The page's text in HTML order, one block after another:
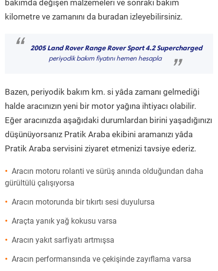
bakımda değişen malzemeleri ve sonraki bakım
kilometre ve zamanını da buradan izleyebilirsiniz.
“ 2005 Land Rover Range Rover Sport 4.2 Supercharged
periyodik bakım fiyatını hemen hesapla ”
Bazen, periyodik bakım km. si yâda zamanı gelmediği
halde aracınızın yeni bir motor yağına ihtiyacı olabilir.
Eğer aracınızda aşağıdaki durumlardan birini yaşadığınızı
düşünüyorsanız Pratik Araba ekibini aramanızı yâda
Pratik Araba servisini ziyaret etmenizi tavsiye ederiz.
Aracın motoru rolanti ve sürüş anında olduğundan daha
gürültülü çalışıyorsa
Aracın motorunda bir tıkırtı sesi duyulursa
Araçta yanık yağ kokusu varsa
Aracın yakıt sarfiyatı artmışsa
Aracın performansında ve çekişinde zayıflama varsa